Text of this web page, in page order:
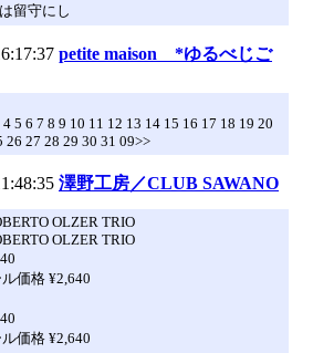
留守にし
petite maison *ゆるべじご
5 6 7 8 9 10 11 12 13 14 15 16 17 18 19 20
26 27 28 29 30 31 09>>
澤野工房／CLUB SAWANO
OLZER TRIO
OLZER TRIO
価格 ¥2,640
価格 ¥2,640